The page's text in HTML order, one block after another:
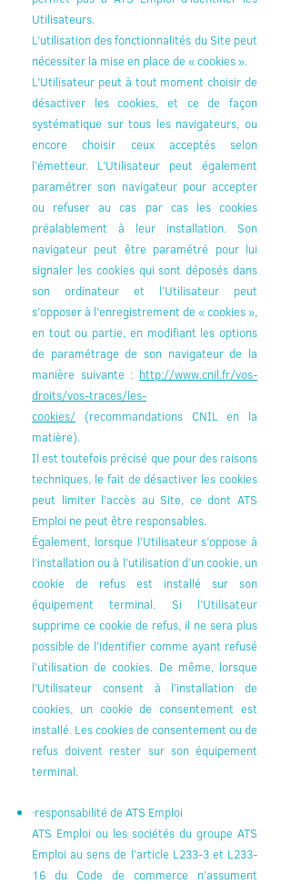
Utilisateurs.
L’utilisation des fonctionnalités du Site peut
nécessiter la mise en place de « cookies ».
L’Utilisateur peut à tout moment choisir de
désactiver les cookies, et ce de façon
systématique sur tous les navigateurs, ou
encore choisir ceux acceptés selon
l’émetteur. L’Utilisateur peut également
paramétrer son navigateur pour accepter
ou refuser au cas par cas les cookies
préalablement à leur installation. Son
navigateur peut être paramétré pour lui
signaler les cookies qui sont déposés dans
son ordinateur et l’Utilisateur peut
s’opposer à l’enregistrement de « cookies »,
en tout ou partie, en modifiant les options
de paramétrage de son navigateur de la
manière suivante : http://www.cnil.fr/vos-
droits/vos-traces/les-
cookies/ (recommandations CNIL en la
matière).
Il est toutefois précisé que pour des raisons
techniques, le fait de désactiver les cookies
peut limiter l’accès au Site, ce dont ATS
Emploi ne peut être responsables.
Également, lorsque l’Utilisateur s’oppose à
l’installation ou à l’utilisation d’un cookie, un
cookie de refus est installé sur son
équipement terminal. Si l’Utilisateur
supprime ce cookie de refus, il ne sera plus
possible de l’identifier comme ayant refusé
l’utilisation de cookies. De même, lorsque
l’Utilisateur consent à l’installation de
cookies, un cookie de consentement est
installé. Les cookies de consentement ou de
refus doivent rester sur son équipement
terminal.
·responsabilité de ATS Emploi
ATS Emploi ou les sociétés du groupe ATS
Emploi au sens de l’article L233-3 et L233-
16 du Code de commerce n’assument